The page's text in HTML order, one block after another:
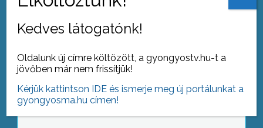
Kedves látogatónk!
Oldalunk új címre költözött, a gyongyostv.hu-t a
jövőben már nem frissítjük!
Kérjük kattintson IDE és ismerje meg új portálunkat a
gyongyosma.hu címen!